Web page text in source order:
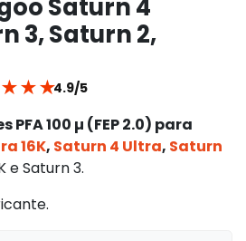
Saturn 4
3, Saturn 2,
★ ★ ★4.9/5
100 µ (FEP 2.0) para
16K, Saturn 4 Ultra, Saturn
e Saturn 3.